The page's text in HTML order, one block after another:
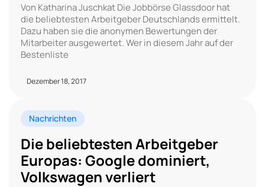
Von Katharina Juschkat Die Jobbörse Glassdoor hat
die beliebtesten Arbeitgeber Deutschlands ermittelt.
Dazu haben sie die anonymen Bewertungen der
Mitarbeiter ausgewertet. Wer in diesem Jahr auf der
Bestenliste
Dezember 18, 2017
Nachrichten
Die beliebtesten Arbeitgeber
Europas: Google dominiert,
Volkswagen verliert